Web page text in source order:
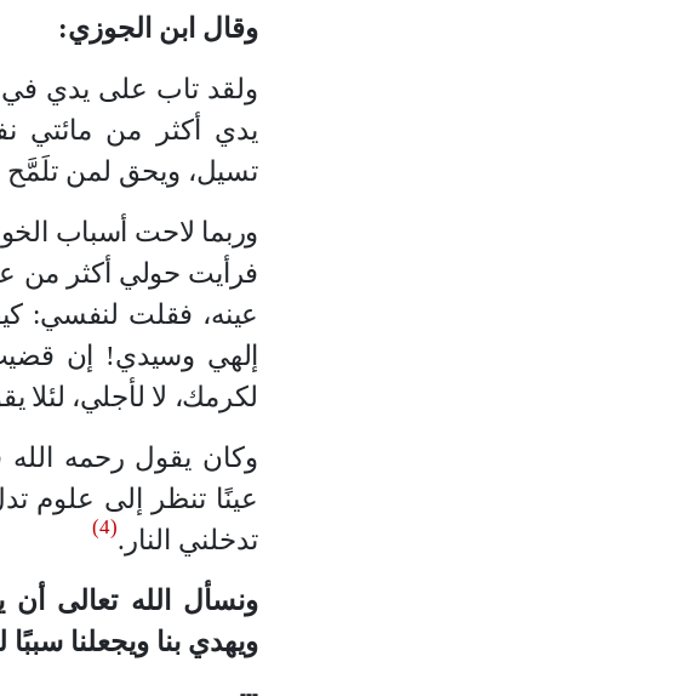
وقال ابن الجوزي:
ولقد تاب على يدي
يدي أكثر من
تسيل، ويحق لمن تلَمَّح
وربما لاحت أسباب
فرأيت حولي أكثر من
عينه، فقلت لنفسي:
إلهي وسيدي! إن قضيت
لكرمك، لا لأجلي،
وكان يقول رحمه الله
عينًا تنظر إلى علوم
تدخلني النار .
(4)
ونسأل الله تعالى أن
ويهدي بنا ويجعلنا